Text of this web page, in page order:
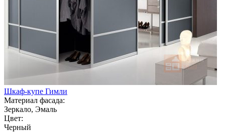
Шкаф-купе Гимли
Материал фасада:
Зеркало, Эмаль
Цвет:
Черный